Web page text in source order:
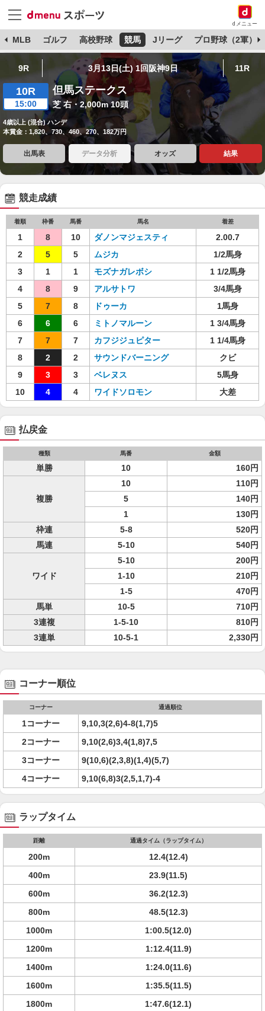
dメニュー
MLB ゴルフ 高校野球 競馬 Jリーグ プロ野球（2軍）
9R 3月13日(土) 1回阪神9日 11R
10R
15:00
但馬ステークス
芝 右・2,000m 10頭
4歳以上 (混合) ハンデ
本賞金：1,820、730、460、270、182万円
出馬表 データ分析 オッズ 結果
競走成績
着順 枠番 馬番 馬名 着差
1 8 10 ダノンマジェスティ
2.00.7
2
5 5 ムジカ
1/2馬身
3
1 1 モズナガレボシ
1 1/2馬身
4
8 9 アルサトワ
3/4馬身
5
7 8 ドゥーカ
1馬身
6
6 6 ミトノマルーン
1 3/4馬身
7
7 7 カフジジュピター
1 1/4馬身
8
2 2 サウンドバーニング
クビ
9
3 3 ベレヌス
5馬身
10
4 4 ワイドソロモン 大差
払戻金
種類 馬番 金額
単勝 10 160円
複勝
10
110円
5
140円
1
130円
枠連
5-8
520円
馬連
5-10 540円
ワイド
5-10
200円
1-10
210円
1-5
470円
馬単
10-5
710円
3連複
1-5-10
810円
3連単
10-5-1 2,330円
コーナー順位
コーナー 通過順位
1コーナー
9,10,3(2,6)4-8(1,7)5
2コーナー
9,10(2,6)3,4(1,8)7,5
3コーナー
9(10,6)(2,3,8)(1,4)(5,7)
4コーナー
9,10(6,8)3(2,5,1,7)-4
ラップタイム
距離 通過タイム（ラップタイム）
200m
12.4(12.4)
400m
23.9(11.5)
600m
36.2(12.3)
800m
48.5(12.3)
1000m
1:00.5(12.0)
1200m
1:12.4(11.9)
1400m
1:24.0(11.6)
1600m
1:35.5(11.5)
1800m
1:47.6(12.1)